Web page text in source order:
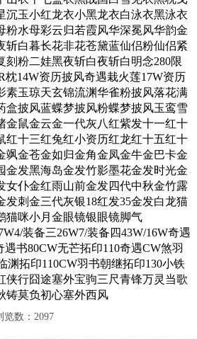
沉玉小红龙衣小黑龙衣白泳衣黑泳衣
粉水母彩云归若霞风华深冕风华韵金
斩白暮长花非花苍黛蓝仙侣粉仙侣紧
刻粉二娃黑夜斩白夜斩白明念280限
枕14W资历披风奇遇栽火莲17W资历
素玉琼天玄锦流渊华雀粉披风落花满
盒披风蓝蝶梦披风粉蝶梦披风玉鸾雪
金鼠金云金一代灰八红紫发十一红十
红十三红兔红小资历红龙红十五红十
飒金苍金如归金角金凤金牛金巴卡金
金发黑海岛金发竹影墨花金发时光金
女仆金红雨山前金发四代中秋金竹露
发刺金三代灰银18红发35金发白龙猫
猫咪小月金眼镜银眼镜脚气
装备三26W7/装备四43W/16W奇遇
遇书80CW无芒拓印110奇遇CW煞羽
渊拓印110CW羽书朝继拓印130小铁
侠行囧途塞外宝驹三尺青锋万灵当歌
铸莫负初心塞外西风
览数：2097